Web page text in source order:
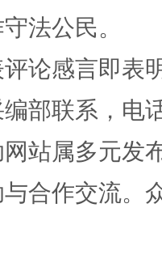
法公民。
论感言即表
部联系，电
站属多元发
合作交流。